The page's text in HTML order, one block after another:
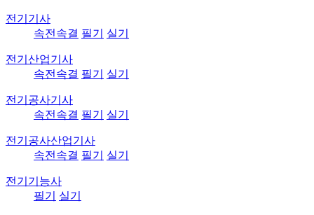
전기기사
속전속결 필기 실기
전기산업기사
속전속결 필기 실기
전기공사기사
속전속결 필기 실기
전기공사산업기사
속전속결 필기 실기
전기기능사
필기
실기